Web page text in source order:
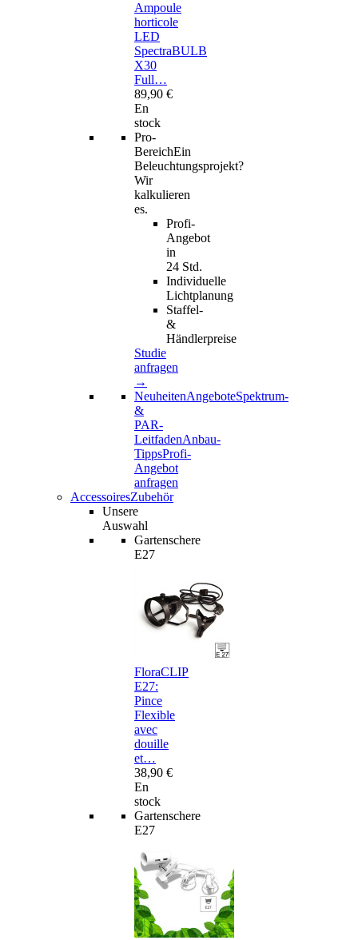
Ampoule
horticole
LED
SpectraBULB
X30
Full…
89,90 €
En
stock
Pro-
BereichEin
Beleuchtungsprojekt?
Wir
kalkulieren
es.
Profi-
Angebot
in
24 Std.
Individuelle
Lichtplanung
Staffel-
&
Händlerpreise
Studie
anfragen
→
NeuheitenAngeboteSpektrum-
&
PAR-
LeitfadenAnbau-
TippsProfi-
Angebot
anfragen
AccessoiresZubehör
Unsere
Auswahl
Gartenschere
E27
FloraCLIP
E27:
Pince
Flexible
avec
douille
et…
38,90 €
En
stock
Gartenschere
E27